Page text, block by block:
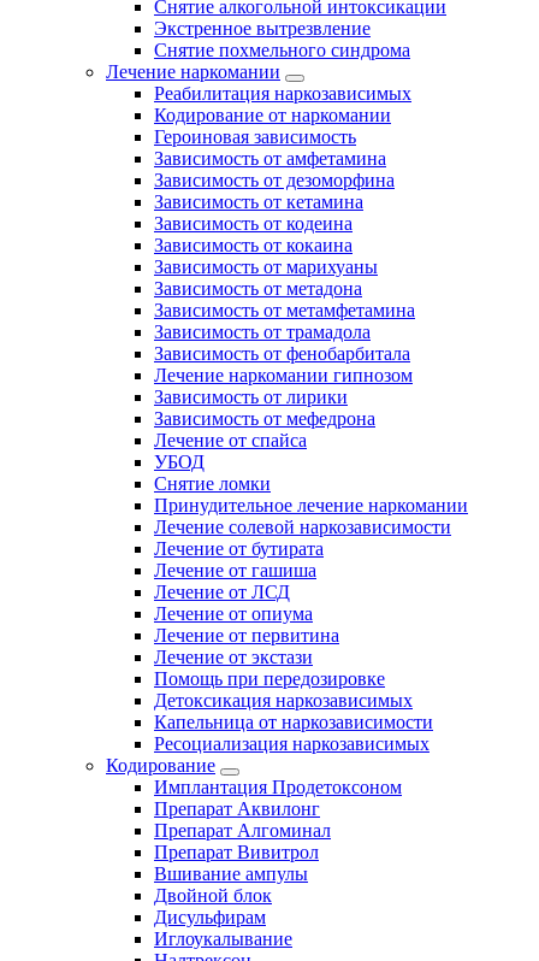
Снятие алкогольной интоксикации
Экстренное вытрезвление
Снятие похмельного синдрома
Лечение наркомании
Реабилитация наркозависимых
Кодирование от наркомании
Героиновая зависимость
Зависимость от амфетамина
Зависимость от дезоморфина
Зависимость от кетамина
Зависимость от кодеина
Зависимость от кокаина
Зависимость от марихуаны
Зависимость от метадона
Зависимость от метамфетамина
Зависимость от трамадола
Зависимость от фенобарбитала
Лечение наркомании гипнозом
Зависимость от лирики
Зависимость от мефедрона
Лечение от спайса
УБОД
Снятие ломки
Принудительное лечение наркомании
Лечение солевой наркозависимости
Лечение от бутирата
Лечение от гашиша
Лечение от ЛСД
Лечение от опиума
Лечение от первитина
Лечение от экстази
Помощь при передозировке
Детоксикация наркозависимых
Капельница от наркозависимости
Ресоциализация наркозависимых
Кодирование
Имплантация Продетоксоном
Препарат Аквилонг
Препарат Алгоминал
Препарат Вивитрол
Вшивание ампулы
Двойной блок
Дисульфирам
Иглоукалывание